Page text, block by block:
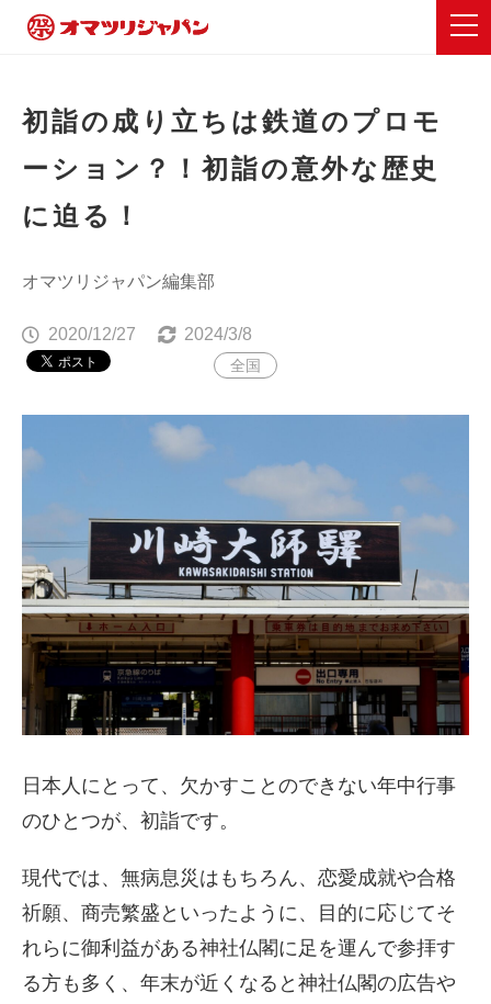
初詣の成り立ちは鉄道のプロモ
ーション？！初詣の意外な歴史
に迫る！
オマツリジャパン編集部
2020/12/27 2024/3/8
全国
日本人にとって、欠かすことのできない年中行事
のひとつが、初詣です。
現代では、無病息災はもちろん、恋愛成就や合格
祈願、商売繁盛といったように、目的に応じてそ
れらに御利益がある神社仏閣に足を運んで参拝す
る方も多く、年末が近くなると神社仏閣の広告や